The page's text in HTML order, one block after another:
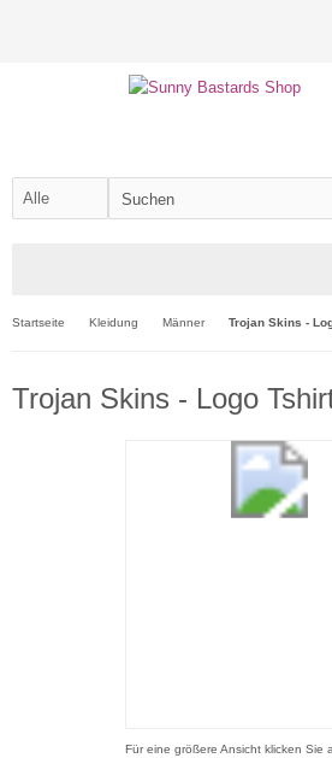
Startseite Kleidung Männer Trojan Skins -
Trojan Skins - Logo
Für eine größere Ansicht klicken Sie